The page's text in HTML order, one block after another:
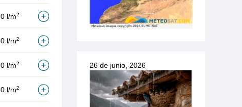
0 l/m2
0 l/m2
0 l/m2
0 l/m2
26 de junio, 2026